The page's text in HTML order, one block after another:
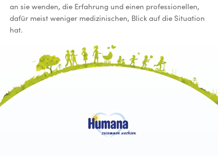
an sie wenden, die Erfahrung und einen professionellen,
dafür meist weniger medizinischen, Blick auf die Situation
hat.